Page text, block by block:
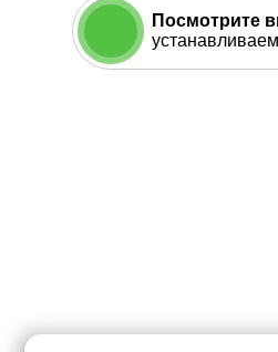
Посмотрите